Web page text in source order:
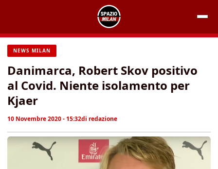
contenuto
NEWS MILAN
Danimarca, Robert Skov positivo
al Covid. Niente isolamento per
Kjaer
10 Novembre 2020 - 15:32di redazione